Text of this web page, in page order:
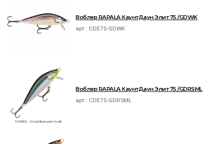
Воблер RAPALA КаунтДаун Элит 75 /GDWK
арт.: CDE75-GDWK
Воблер RAPALA КаунтДаун Элит 75 /GDRSML
арт.: CDE75-GDRSML